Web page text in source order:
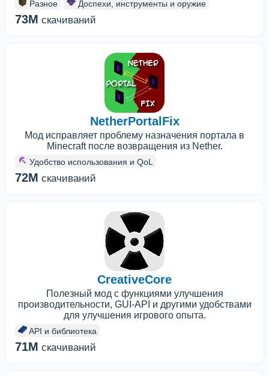
Разное Доспехи, инструменты и оружие
73M скачиваний
NetherPortalFix
Мод исправляет проблему назначения портала в
Minecraft после возвращения из Nether.
Удобство использования и QoL
72M скачиваний
CreativeCore
Полезный мод с функциями улучшения
производительности, GUI-API и другими удобствами
для улучшения игрового опыта.
API и библиотека
71M скачиваний